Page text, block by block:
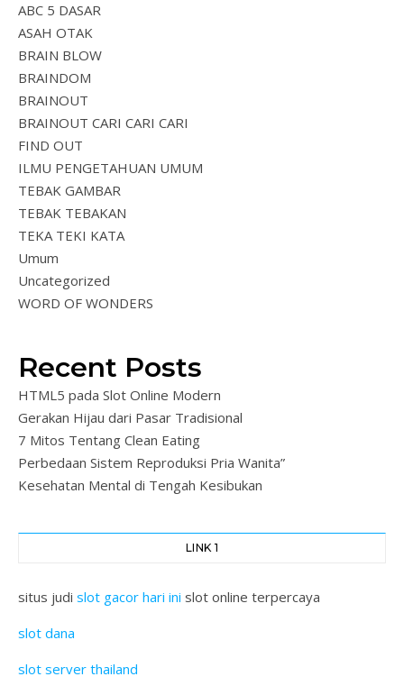
ABC 5 DASAR
ASAH OTAK
BRAIN BLOW
BRAINDOM
BRAINOUT
BRAINOUT CARI CARI CARI
FIND OUT
ILMU PENGETAHUAN UMUM
TEBAK GAMBAR
TEBAK TEBAKAN
TEKA TEKI KATA
Umum
Uncategorized
WORD OF WONDERS
Recent Posts
HTML5 pada Slot Online Modern
Gerakan Hijau dari Pasar Tradisional
7 Mitos Tentang Clean Eating
Perbedaan Sistem Reproduksi Pria Wanita”
Kesehatan Mental di Tengah Kesibukan
LINK 1
situs judi slot gacor hari ini slot online terpercaya
slot dana
slot server thailand